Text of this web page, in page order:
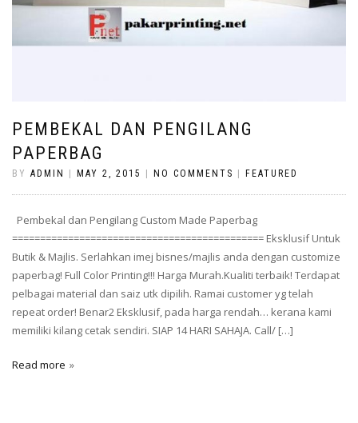
PEMBEKAL DAN PENGILANG
PAPERBAG
BY ADMIN MAY 2, 2015 NO COMMENTS FEATURED
Pembekal dan Pengilang Custom Made Paperbag
============================================= Eksklusif Untuk
Butik & Majlis. Serlahkan imej bisnes/majlis anda dengan customize
paperbag! Full Color Printing!!! Harga Murah.Kualiti terbaik! Terdapat
pelbagai material dan saiz utk dipilih. Ramai customer yg telah
repeat order! Benar2 Eksklusif, pada harga rendah… kerana kami
memiliki kilang cetak sendiri. SIAP 14 HARI SAHAJA. Call/ […]
Read more